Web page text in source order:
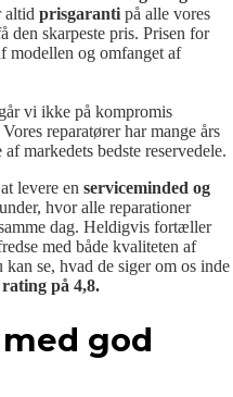
altid prisgaranti på alle vores
den skarpeste pris. Prisen for
modellen og omfanget af
går vi ikke på kompromis
Vores reparatører har mange års
markedets bedste reservedele.
levere en serviceminded og
hvor alle reparationer
dag. Heldigvis fortæller
med både kvaliteten af
se, hvad de siger om os inde
rating på 4,8.
god